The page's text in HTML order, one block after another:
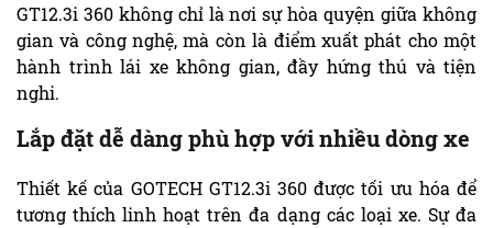
GT12.3i 360 không chỉ là nơi sự hòa quyện giữa không
gian và công nghệ, mà còn là điểm xuất phát cho một
hành trình lái xe không gian, đầy hứng thú và tiện
nghi.
Lắp đặt dễ dàng phù hợp với nhiều dòng xe
Thiết kế của GOTECH GT12.3i 360 được tối ưu hóa để
tương thích linh hoạt trên đa dạng các loại xe. Sự đa